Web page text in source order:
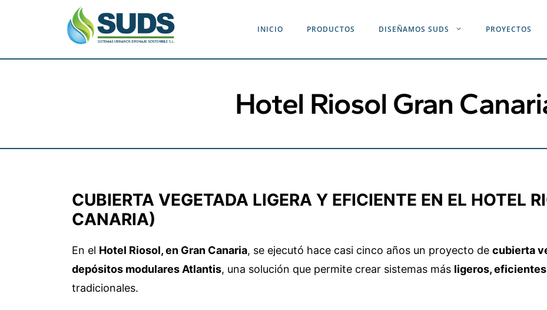
INICIO PRODUCTOS DISEÑAMOS SUDS PROYECTOS
Hotel Riosol Gran
CUBIERTA VEGETADA LIGERA Y EFICIENTE EN EL HOTEL
CANARIA)
En el Hotel Riosol, en Gran Canaria, se ejecutó hace casi cinco años un proyecto de cubierta
depósitos modulares Atlantis, una solución que permite crear sistemas más ligeros,
tradicionales.